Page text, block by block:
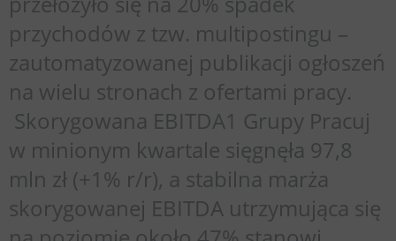
przychodów z tzw. multipostingu –
zautomatyzowanej publikacji ogłoszeń
na wielu stronach z ofertami pracy.
Skorygowana EBITDA1 Grupy Pracuj
w minionym kwartale sięgnęła 97,8
mln zł (+1% r/r), a stabilna marża
skorygowanej EBITDA utrzymująca się